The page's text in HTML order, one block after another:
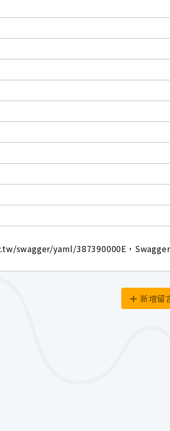
swagger/yaml/387390000E，Swagger
新增留